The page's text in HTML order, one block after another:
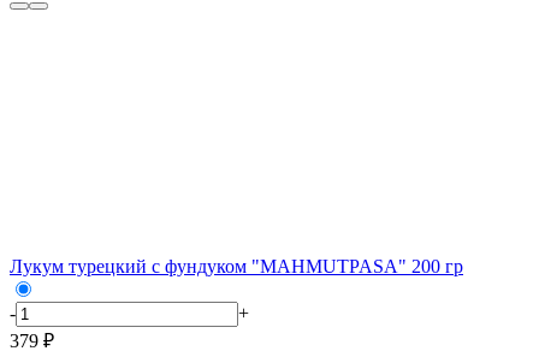
Лукум турецкий с фундуком "MAHMUTPASA" 200 гр
-
+
379 ₽